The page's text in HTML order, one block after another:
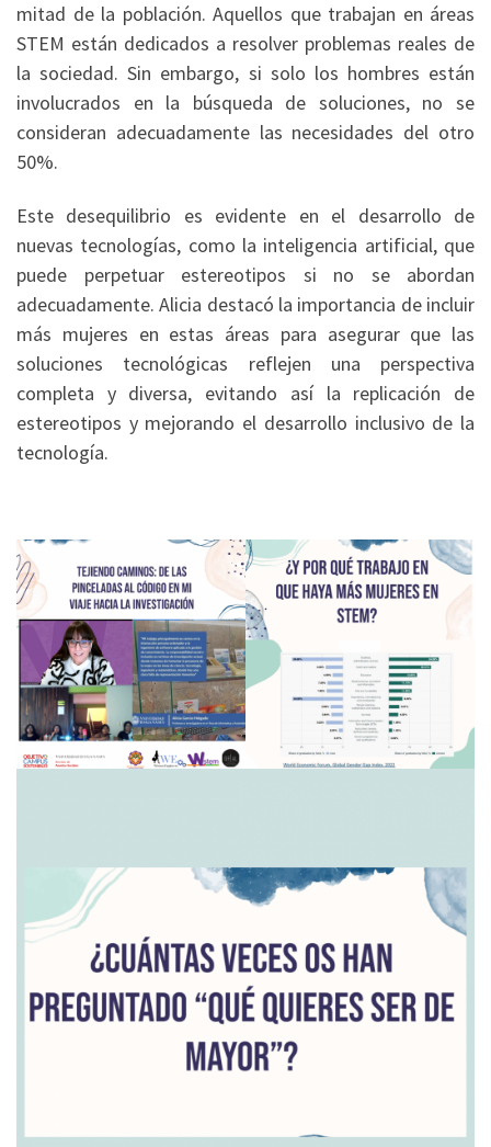
mitad de la población. Aquellos que trabajan en áreas
STEM están dedicados a resolver problemas reales de
la sociedad. Sin embargo, si solo los hombres están
involucrados en la búsqueda de soluciones, no se
consideran adecuadamente las necesidades del otro
50%.
Este desequilibrio es evidente en el desarrollo de
nuevas tecnologías, como la inteligencia artificial, que
puede perpetuar estereotipos si no se abordan
adecuadamente. Alicia destacó la importancia de incluir
más mujeres en estas áreas para asegurar que las
soluciones tecnológicas reflejen una perspectiva
completa y diversa, evitando así la replicación de
estereotipos y mejorando el desarrollo inclusivo de la
tecnología.